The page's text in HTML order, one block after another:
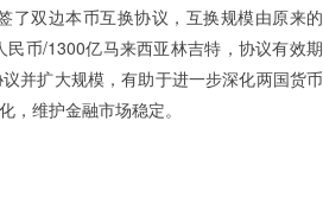
了双边本币互换协议，互换规模由原来的
币/1300亿马来西亚林吉特，协议有效期
并扩大规模，有助于进一步深化两国货币
维护金融市场稳定。